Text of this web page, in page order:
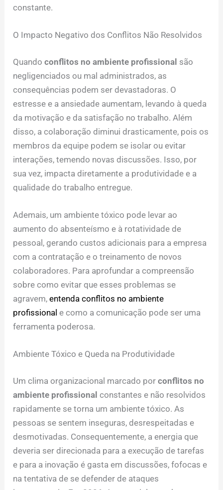
constante.
O Impacto Negativo dos Conflitos Não Resolvidos
Quandoconflitos no ambiente profissional são
negligenciados ou mal administrados, as
consequências podem ser devastadoras. O
estresse e a ansiedade aumentam, levando à queda
da motivação e da satisfação no trabalho. Além
disso, a colaboração diminui drasticamente, pois os
membros da equipe podem se isolar ou evitar
interações, temendo novas discussões. Isso, por
sua vez, impacta diretamente a produtividade e a
qualidade do trabalho entregue.
Ademais, um ambiente tóxico pode levar ao
aumento do absenteísmo e à rotatividade de
pessoal, gerando custos adicionais para a empresa
com a contratação e o treinamento de novos
colaboradores. Para aprofundar a compreensão
sobre como evitar que esses problemas se
agravem,entenda conflitos no ambiente
profissional e como a comunicação pode ser uma
ferramenta poderosa.
Ambiente Tóxico e Queda na Produtividade
Um clima organizacional marcado porconflitos no
ambiente profissional constantes e não resolvidos
rapidamente se torna um ambiente tóxico. As
pessoas se sentem inseguras, desrespeitadas e
desmotivadas. Consequentemente, a energia que
deveria ser direcionada para a execução de tarefas
e para a inovação é gasta em discussões, fofocas e
na tentativa de se defender de ataques